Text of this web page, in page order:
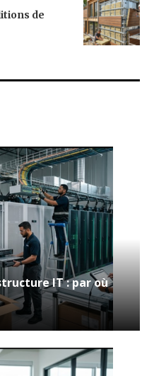
de
IT : par où